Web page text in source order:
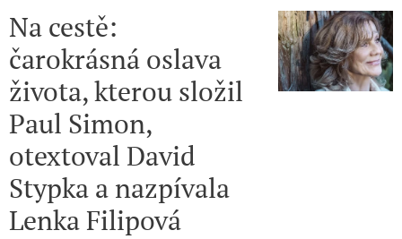
Na cestě:
čarokrásná oslava
života, kterou složil
Paul Simon,
otextoval David
Stypka a nazpívala
Lenka Filipová